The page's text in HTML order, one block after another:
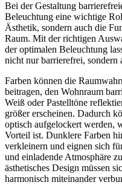
Bei der Gestaltung
Beleuchtung eine wichtige
Ästhetik, sondern auch die
Raum. Mit der richtigen
der optimalen Beleuchtung
nicht nur barrierefrei, sondern
Farben können die
beitragen, den Wohnraum
Weiß oder Pastelltöne
größer erscheinen. Dadurch
optisch aufgelockert werden,
Vorteil ist. Dunklere Farben
verkleinern und eignen sich
und einladende Atmosphäre
ästhetisches Design müssen
harmonisch miteinander